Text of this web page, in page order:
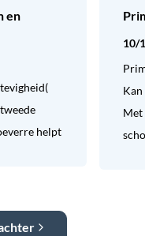
en
helpt
10/
Met